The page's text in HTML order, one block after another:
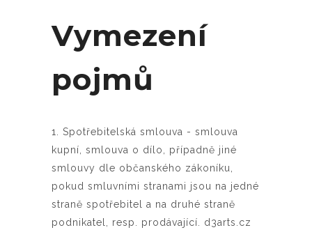
Vymezení
pojmů
1. Spotřebitelská smlouva - smlouva
kupní, smlouva o dílo, případně jiné
smlouvy dle občanského zákoníku,
pokud smluvními stranami jsou na jedné
straně spotřebitel a na druhé straně
podnikatel, resp. prodávající. d3arts.cz